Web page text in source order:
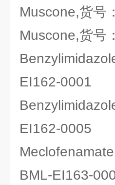
Muscone,货号
Muscone,货号
EI162-0001
EI162-0005
BML-EI163-